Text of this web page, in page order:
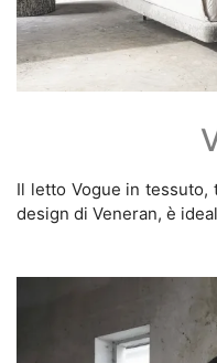
Il letto Vogue in
design di Veneran, è